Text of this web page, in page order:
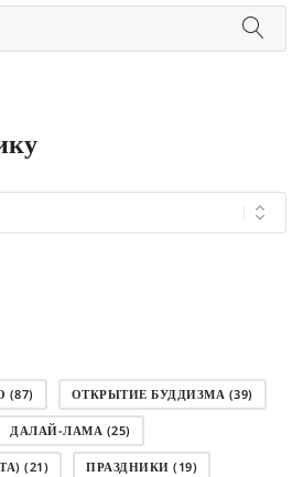
(87) ОТКРЫТИЕ БУДДИЗМА (39)
ДАЛАЙ-ЛАМА (25)
(21) ПРАЗДНИКИ (19)